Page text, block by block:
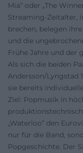
Mia“ oder „The
Streaming-Zeitalter,
brechen, belegen
und die
Frühe Jahre und der
Als sich die beiden
Andersson/Lyngstad
sie bereits
Ziel: Popmusik in
„Waterloo“ den
nur für die Band,
Popgeschichte. Der